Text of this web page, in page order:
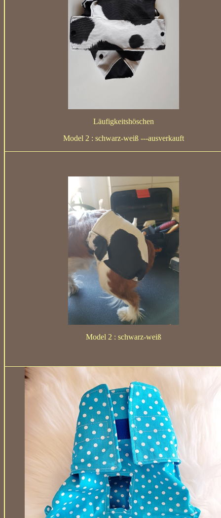
Läufigkeitshöschen
Model 2 : schwarz-weiß ---ausverkauft
Model 2 : schwarz-weiß